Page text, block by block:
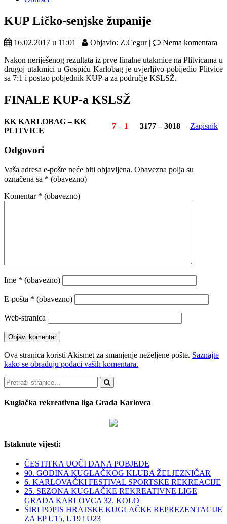
KUP Ličko-senjske županije
16.02.2017 u 11:01 | Objavio: Z.Cegur |
Nema komentara
Nakon neriješenog rezultata iz prve finalne utakmice na Plitvicama u
drugoj utakmici u Gospiću Karlobag je uvjerljivo pobijedio Plitvice
sa 7:1 i postao pobjednik KUP-a za područje KSLSŽ.
FINALE KUP-a KSLSŽ
KK KARLOBAG – KK
PLITVICE
7 – 1 3177 – 3018 Zapisnik
Odgovori
Vaša adresa e-pošte neće biti objavljena. Obavezna polja su
označena sa * (obavezno)
Komentar * (obavezno)
Ime * (obavezno)
E-pošta * (obavezno)
Web-stranica
Ova stranica koristi Akismet za smanjenje neželjene pošte. Saznajte
kako se obrađuju podaci vaših komentara.
Pretraži
Kuglačka rekreativna liga Grada Karlovca
Istaknute vijesti:
ČESTITKA UOČI DANA POBJEDE
90. GODINA KUGLAČKOG KLUBA ŽELJEZNIČAR
6. KARLOVAČKI FESTIVAL SPORTSKE REKREACIJE
25. SEZONA KUGLAČKE REKREATIVNE LIGE
GRADA KARLOVCA 32. KOLO
ŠIRI POPIS HRATSKE KUGLAČKE REPREZENTACIJE
ZA EP U15, U19 i U23